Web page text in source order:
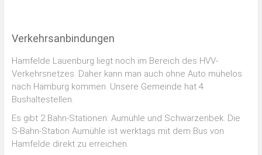
Verkehrsanbindungen
Hamfelde Lauenburg liegt noch im Bereich des HVV-
Verkehrsnetzes. Daher kann man auch ohne Auto mühelos
nach Hamburg kommen. Unsere Gemeinde hat 4
Bushaltestellen.
Es gibt 2 Bahn-Stationen: Aumühle und Schwarzenbek. Die
S-Bahn-Station Aumühle ist werktags mit dem Bus von
Hamfelde direkt zu erreichen.